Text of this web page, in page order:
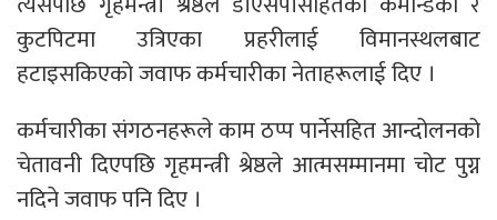
कुटपिटमा उत्रिएका प्रहरीलाई विमानस्थलबाट
हटाइसकिएको जवाफ कर्मचारीका नेताहरूलाई दिए ।
कर्मचारीका संगठनहरूले काम ठप्प पार्नेसहित आन्दोलनको
चेतावनी दिएपछि गृहमन्त्री श्रेष्ठले आत्मसम्मानमा चोट पुग्न
नदिने जवाफ पनि दिए ।